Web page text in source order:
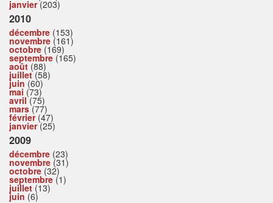
janvier(203)
2010
décembre (153)
novembre (161)
octobre (169)
septembre (165)
août (88)
juillet(58)
juin (60)
mai (73)
avril(75)
mars(77)
février(47)
janvier(25)
2009
décembre (23)
novembre (31)
octobre (32)
septembre (1)
juillet (13)
juin (6)